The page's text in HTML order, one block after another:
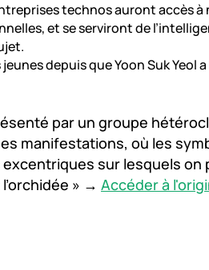
technos auront accès à
et se serviront de
depuis que Yoon Suk Yeol
par un groupe
manifestations, où les
sur lesquels on
» → Accéder à